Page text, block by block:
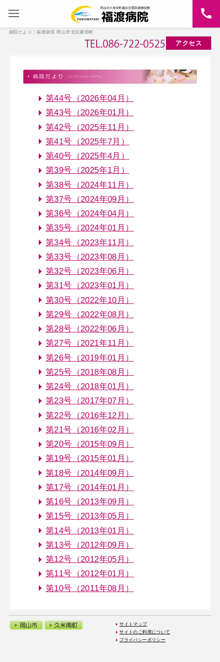
病院だより｜福渡病院 岡山市北区建部町
アクセス
第44号（2026年04月）
第43号（2026年01月）
第42号（2025年11月）
第41号（2025年7月）
第40号（2025年4月）
第39号（2025年1月）
第38号（2024年11月）
第37号（2024年09月）
第36号（2024年04月）
第35号（2024年01月）
第34号（2023年11月）
第33号（2023年08月）
第32号（2023年06月）
第31号（2023年01月）
第30号（2022年10月）
第29号（2022年08月）
第28号（2022年06月）
第27号（2021年11月）
第26号（2019年01月）
第25号（2018年08月）
第24号（2018年01月）
第23号（2017年07月）
第22号（2016年12月）
第21号（2016年02月）
第20号（2015年09月）
第19号（2015年01月）
第18号（2014年09月）
第17号（2014年01月）
第16号（2013年09月）
第15号（2013年05月）
第14号（2013年01月）
第13号（2012年09月）
第12号（2012年05月）
第11号（2012年01月）
第10号（2011年08月）
サイトマップ
サイトのご利用について
プライバシーポリシー